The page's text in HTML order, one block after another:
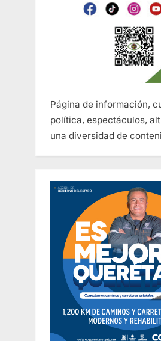
Página de información,
política, espectáculos,
una diversidad de